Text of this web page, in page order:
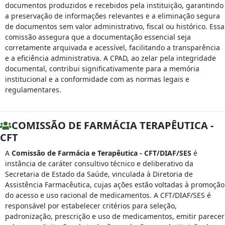
documentos produzidos e recebidos pela instituição, garantindo
a preservação de informações relevantes e a eliminação segura
de documentos sem valor administrativo, fiscal ou histórico. Essa
comissão assegura que a documentação essencial seja
corretamente arquivada e acessível, facilitando a transparência
e a eficiência administrativa. A CPAD, ao zelar pela integridade
documental, contribui significativamente para a memória
institucional e a conformidade com as normas legais e
regulamentares.
COMISSÃO DE FARMÁCIA TERAPÊUTICA -
CFT
A Comissão de Farmácia e Terapêutica - CFT/DIAF/SES é
instância de caráter consultivo técnico e deliberativo da
Secretaria de Estado da Saúde, vinculada à Diretoria de
Assistência Farmacêutica, cujas ações estão voltadas à promoção
do acesso e uso racional de medicamentos. A CFT/DIAF/SES é
responsável por estabelecer critérios para seleção,
padronização, prescrição e uso de medicamentos, emitir parecer